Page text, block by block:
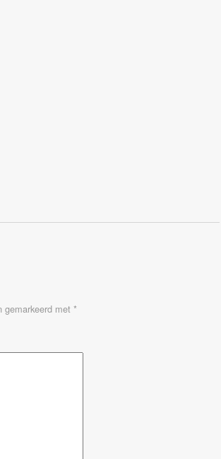
gemarkeerd met*